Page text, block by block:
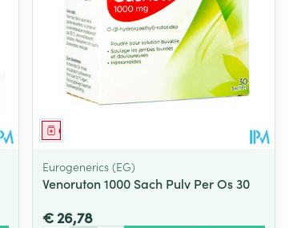
Geneesmiddel
Eurogenerics (EG)
Venoruton 1000 Sach Pulv Per Os 30
€ 26,78